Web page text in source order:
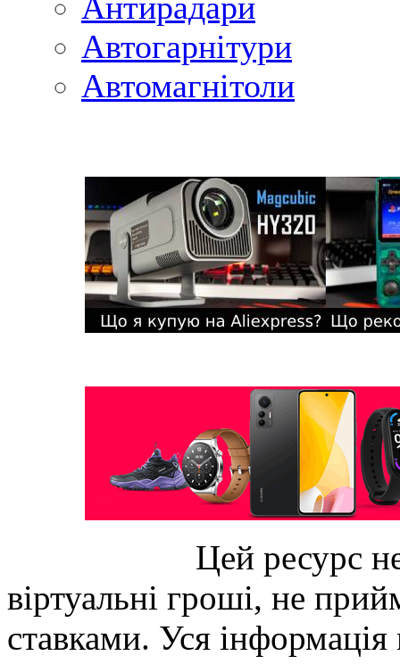
Автогарнітури
Автомагнітоли
Цей ресурс
віртуальні гроші, не
ставками. Уся